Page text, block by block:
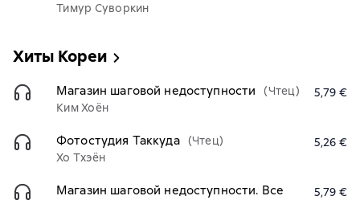
Тимур Суворкин
Хиты Кореи
Магазин шаговой недоступности
(Чтец)
Ким Хоён
5,79 €
Фотостудия Таккуда (Чтец)
Хо Тхэён
5,26 €
Магазин шаговой недоступности. Все
5,79 €